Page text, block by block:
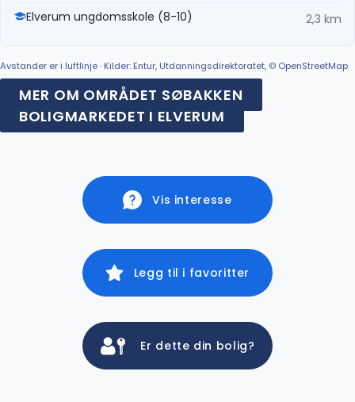
Elverum ungdomsskole (8-10)
2,3 km
Avstander er i luftlinje · Kilder: Entur, Utdanningsdirektoratet, © OpenStreetMap
MER OM OMRÅDET SØBAKKEN
BOLIGMARKEDET I ELVERUM
Vis interesse
Legg til i favoritter
Er dette din bolig?